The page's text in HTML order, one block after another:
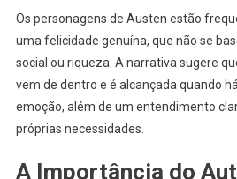
Os personagens de Austen estão
uma felicidade genuína, que não se
social ou riqueza. A narrativa sugere
vem de dentro e é alcançada quando
emoção, além de um entendimento
próprias necessidades.
A Importância do